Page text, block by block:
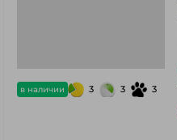
в наличии 3 3 3